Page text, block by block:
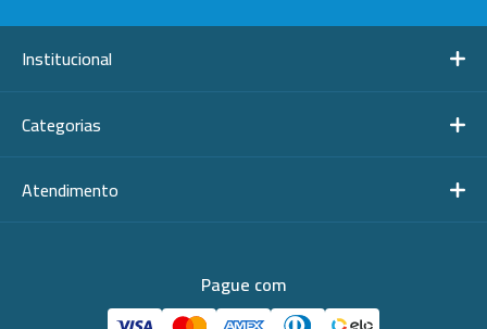
Institucional
Categorias
Atendimento
Pague com